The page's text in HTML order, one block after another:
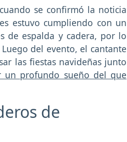
se confirmó la noticia
estuvo cumpliendo con un
de espalda y cadera, por lo
del evento, el cantante
las fiestas navideñas junto
un profundo sueño del que
de